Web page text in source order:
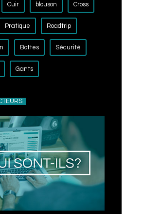
Cuir blouson Cross
Pratique Roadtrip
Bottes Sécurité
Gants